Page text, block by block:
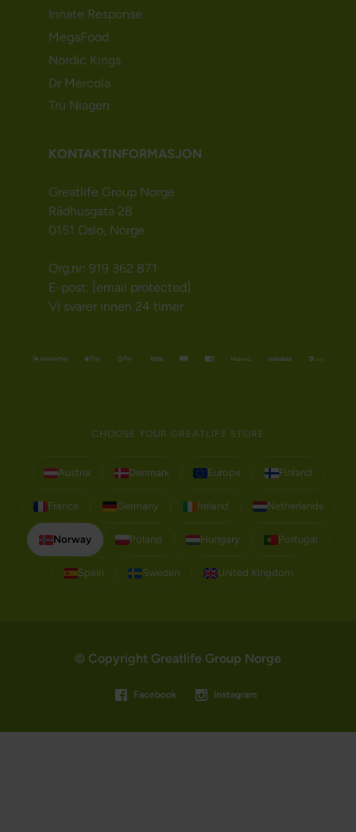
Innate Response
MegaFood
Nordic Kings
Dr Mercola
Tru Niagen
KONTAKTINFORMASJON
Greatlife Group Norge
Rådhusgata 28
0151 Oslo, Norge
Org.nr: 919 362 871
E-post: [email protected]
Vi svarer innen 24 timer
CHOOSE YOUR GREATLIFE STORE
Austria Denmark Europe Finland
France Germany Ireland Netherlands
Norway Poland Hungary Portugal
Spain Sweden United Kingdom
© Copyright Greatlife Group Norge
Facebook Instagram